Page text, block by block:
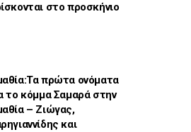
στο προσκήνιο
πρώτα ονόματα
το κόμμα Σαμαρά στην
– Ζιώγας,
και